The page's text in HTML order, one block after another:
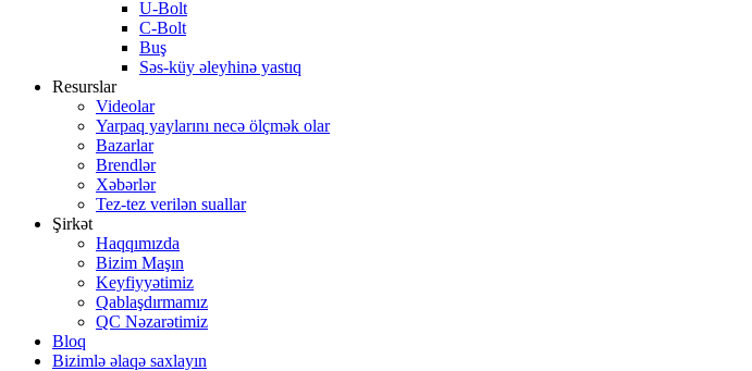
U-Bolt
C-Bolt
Buş
Səs-küy əleyhinə yastıq
Resurslar
Videolar
Yarpaq yaylarını necə ölçmək olar
Bazarlar
Brendlər
Xəbərlər
Tez-tez verilən suallar
Şirkət
Haqqımızda
Bizim Maşın
Keyfiyyətimiz
Qablaşdırmamız
QC Nəzarətimiz
Bloq
Bizimlə əlaqə saxlayın